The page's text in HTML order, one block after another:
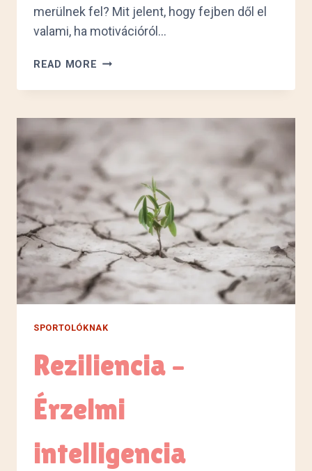
merülnek fel? Mit jelent, hogy fejben dől el
valami, ha motivációról…
READ MORE DÖNTÜNK
SODRÓDUNK?
ERŐTARTALÉKOKRÓL
SPORTOLÓKNAK
Reziliencia –
Érzelmi
intelligencia